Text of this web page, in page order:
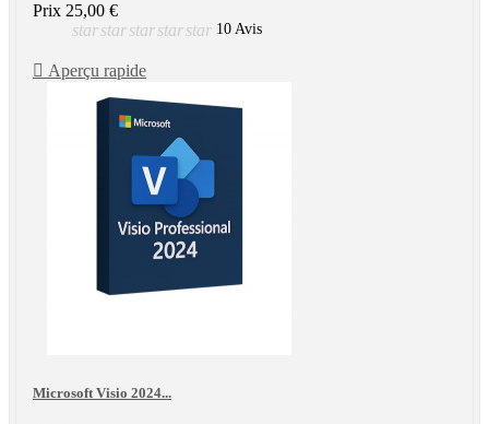
Prix 25,00 €
starstarstarstarstar 10 Avis
 Aperçu rapide
Microsoft Visio 2024...